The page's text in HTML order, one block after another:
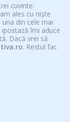
cuvinte:
ales cu niște
din cele mai
îmi aduce
Dacă vrei să
. Restul fac